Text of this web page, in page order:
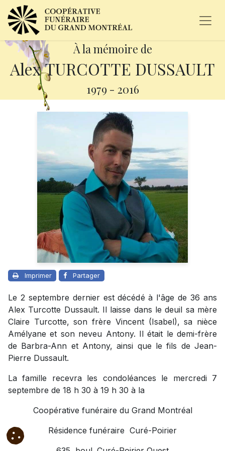
À la mémoire de
Alex TURCOTTE DUSSAULT
1979 - 2016
Imprimer Partager
Le 2 septembre dernier est décédé à l'âge de 36 ans
Alex Turcotte Dussault. Il laisse dans le deuil sa mère
Claire Turcotte, son frère Vincent (Isabel), sa nièce
Amélyane et son neveu Antony. Il était le demi-frère
de Barbra-Ann et Antony, ainsi que le fils de Jean-
Pierre Dussault.
La famille recevra les condoléances le mercredi 7
septembre de 18 h 30 à 19 h 30 à la
Coopérative funéraire du Grand Montréal
Résidence funéraire Curé-Poirier